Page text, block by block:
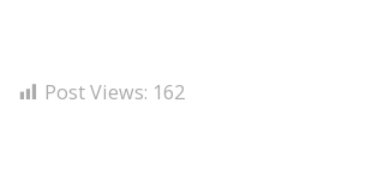
Post Views: 162